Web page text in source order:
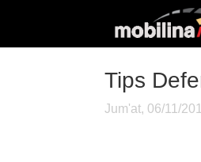
Tips
Jum'at, 06/11/